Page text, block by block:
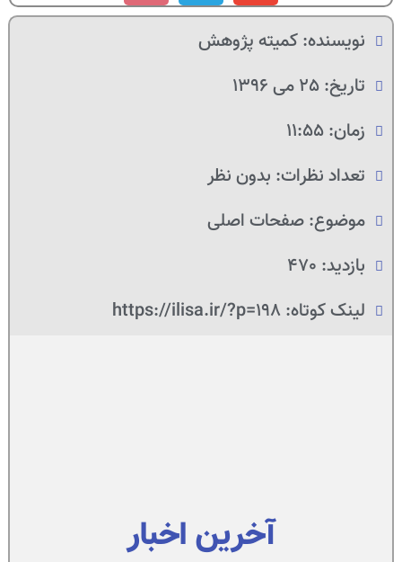
نویسنده:کمیته پژوهش
تاریخ:25 می 1396
زمان:11:55
تعداد نظرات: بدون نظر
موضوع:صفحات اصلی
بازدید: 470
لینک کوتاه: https://ilisa.ir/?p=198
آخرین اخبار